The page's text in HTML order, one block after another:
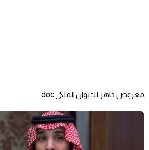
معروض جاهز للديوان الملكي doc